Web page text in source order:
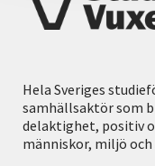
Hela Sveriges
samhällsaktör som
delaktighet, positiv
människor, miljö